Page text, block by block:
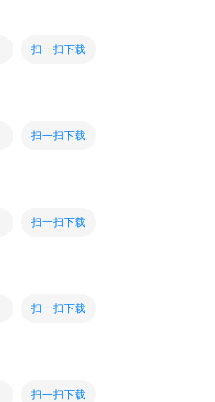
扫一扫下载
扫一扫下载
扫一扫下载
扫一扫下载
扫一扫下载